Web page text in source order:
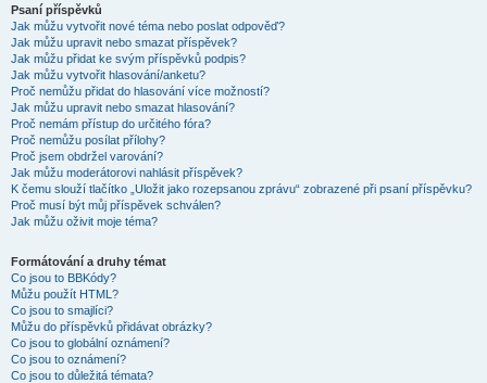
Psaní příspěvků
Jak můžu vytvořit nové téma nebo poslat odpověď?
Jak můžu upravit nebo smazat příspěvek?
Jak můžu přidat ke svým příspěvků podpis?
Jak můžu vytvořit hlasování/anketu?
Proč nemůžu přidat do hlasování více možností?
Jak můžu upravit nebo smazat hlasování?
Proč nemám přístup do určitého fóra?
Proč nemůžu posílat přílohy?
Proč jsem obdržel varování?
Jak můžu moderátorovi nahlásit příspěvek?
K čemu slouží tlačítko „Uložit jako rozepsanou zprávu“ zobrazené při psaní příspěvku?
Proč musí být můj příspěvek schválen?
Jak můžu oživit moje téma?
Formátování a druhy témat
Co jsou to BBKódy?
Můžu použít HTML?
Co jsou to smajlíci?
Můžu do příspěvků přidávat obrázky?
Co jsou to globální oznámení?
Co jsou to oznámení?
Co jsou to důležitá témata?